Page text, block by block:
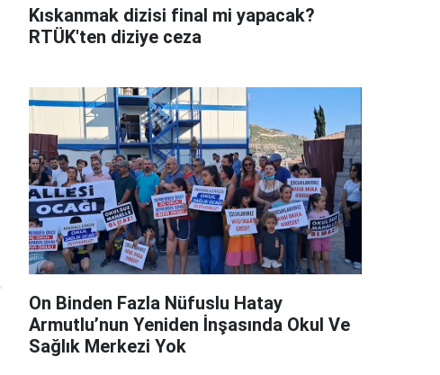
Kıskanmak dizisi final mi yapacak?
RTÜK'ten diziye ceza
On Binden Fazla Nüfuslu Hatay
Armutlu’nun Yeniden İnşasında Okul Ve
Sağlık Merkezi Yok